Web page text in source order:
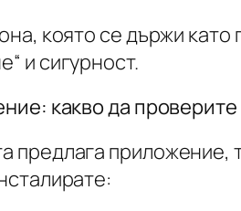
която се държи
и сигурност.
какво да
предлага